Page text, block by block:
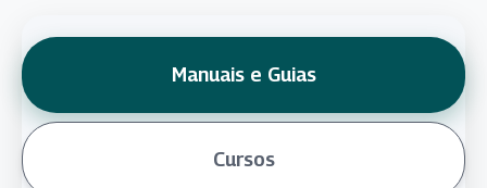
Manuais e Guias
Cursos